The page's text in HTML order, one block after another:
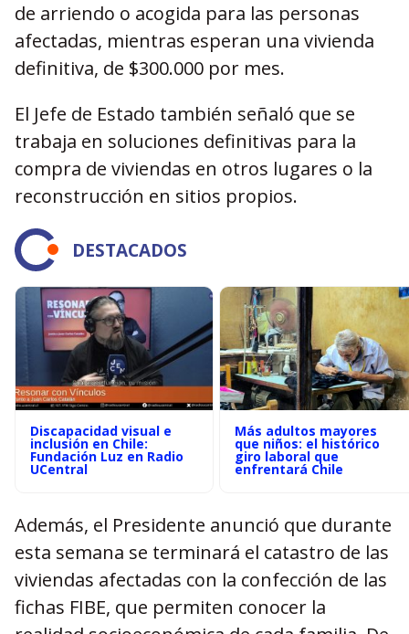
de arriendo o acogida para las personas
afectadas, mientras esperan una vivienda
definitiva, de $300.000 por mes.
El Jefe de Estado también señaló que se
trabaja en soluciones definitivas para la
compra de viviendas en otros lugares o la
reconstrucción en sitios propios.
DESTACADOS
Discapacidad visual e
inclusión en Chile:
Fundación Luz en Radio
UCentral
Más adultos mayores
que niños: el histórico
giro laboral que
enfrentará Chile
Además, el Presidente anunció que durante
esta semana se terminará el catastro de las
viviendas afectadas con la confección de las
fichas FIBE, que permiten conocer la